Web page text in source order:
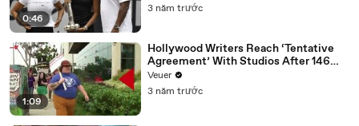
0:46
3 năm trước
1:09
Hollywood Writers Reach ‘Tentative
Agreement’ With Studios After 146
Day Strike
Veuer
3 năm trước